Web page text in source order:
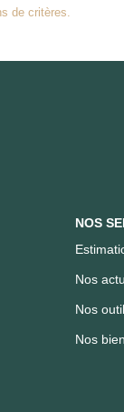
de critères.
NOS
Nos
Nos
Nos